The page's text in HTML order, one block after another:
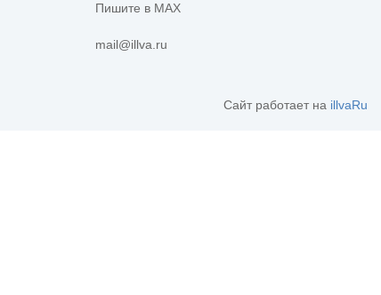
Пишите в MAX
mail@illva.ru
Сайт работает на illvaRu